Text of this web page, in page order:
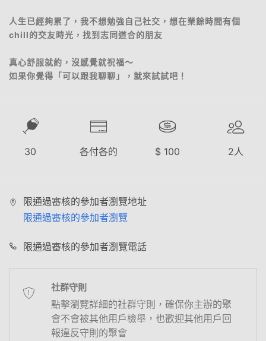
人生已經夠累了，我不想勉強自己社交，想在業餘時間有個
chill的交友時光，找到志同道合的朋友
真心舒服就約，沒感覺就祝福～
如果你覺得「可以跟我聊聊」，就來試試吧！
30 各付各的 $ 100 2人
限通過審核的參加者瀏覽地址
限通過審核的參加者瀏覽
限通過審核的參加者瀏覽電話
社群守則
點擊瀏覽詳細的社群守則，確保你主辦的聚
會不會被其他用戶檢舉，也歡迎其他用戶回
報違反守則的聚會